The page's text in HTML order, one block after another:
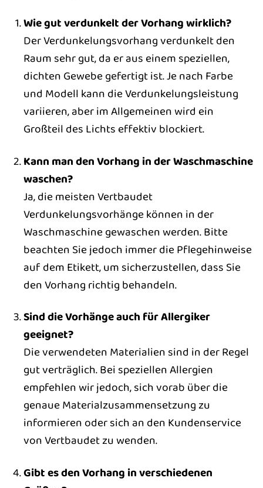
Wie gut verdunkelt der Vorhang wirklich?
Der Verdunkelungsvorhang verdunkelt den
Raum sehr gut, da er aus einem speziellen,
dichten Gewebe gefertigt ist. Je nach Farbe
und Modell kann die Verdunkelungsleistung
variieren, aber im Allgemeinen wird ein
Großteil des Lichts effektiv blockiert.
Kann man den Vorhang in der Waschmaschine
waschen?
Ja, die meisten Vertbaudet
Verdunkelungsvorhänge können in der
Waschmaschine gewaschen werden. Bitte
beachten Sie jedoch immer die Pflegehinweise
auf dem Etikett, um sicherzustellen, dass Sie
den Vorhang richtig behandeln.
Sind die Vorhänge auch für Allergiker
geeignet?
Die verwendeten Materialien sind in der Regel
gut verträglich. Bei speziellen Allergien
empfehlen wir jedoch, sich vorab über die
genaue Materialzusammensetzung zu
informieren oder sich an den Kundenservice
von Vertbaudet zu wenden.
Gibt es den Vorhang in verschiedenen